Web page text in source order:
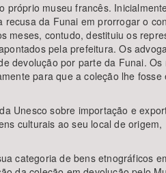
próprio museu francês.
da Funai em prorrogar o
meses, contudo, destituiu os
pela prefeitura. Os
devolução por parte da Funai. Os
para que a coleção lhe fosse
Unesco sobre importação e
culturais ao seu local de origem,
categoria de bens etnográficos